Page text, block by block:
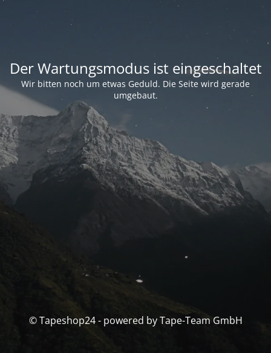
Der Wartungsmodus ist eingeschaltet
Wir bitten noch um etwas Geduld. Die Seite wird gerade
umgebaut.
© Tapeshop24 - powered by Tape-Team GmbH